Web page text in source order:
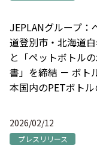
JEPLANグループ
道登別市・北海道
と「ペットボトル
書」を締結 － ボト
本国内のPETボト
2026/02/12
プレスリリース